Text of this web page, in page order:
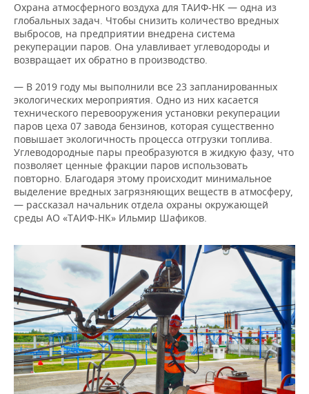
Охрана атмосферного воздуха для ТАИФ-НК — одна из
глобальных задач. Чтобы снизить количество вредных
выбросов, на предприятии внедрена система
рекуперации паров. Она улавливает углеводороды и
возвращает их обратно в производство.
— В 2019 году мы выполнили все 23 запланированных
экологических мероприятия. Одно из них касается
технического перевооружения установки рекуперации
паров цеха 07 завода бензинов, которая существенно
повышает экологичность процесса отгрузки топлива.
Углеводородные пары преобразуются в жидкую фазу, что
позволяет ценные фракции паров использовать
повторно. Благодаря этому происходит минимальное
выделение вредных загрязняющих веществ в атмосферу,
— рассказал начальник отдела охраны окружающей
среды АО «ТАИФ-НК» Ильмир Шафиков.